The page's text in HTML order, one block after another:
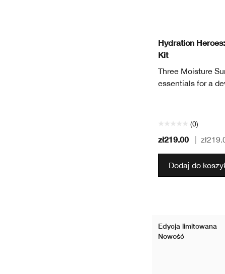
Hydration
Kit
Three Moisture
essentials for a
(0)
zł219.00
Dodaj do
Edycja limitowana
Nowość